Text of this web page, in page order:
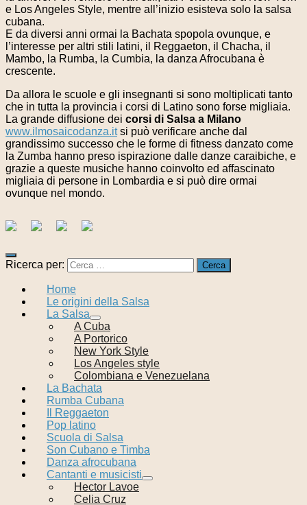
e Los Angeles Style, mentre all’inizio esisteva solo la salsa
cubana.
E da diversi anni ormai la Bachata spopola ovunque, e
l’interesse per altri stili latini, il Reggaeton, il Chacha, il
Mambo, la Rumba, la Cumbia, la danza Afrocubana è
crescente.
Da allora le scuole e gli insegnanti si sono moltiplicati tanto
che in tutta la provincia i corsi di Latino sono forse migliaia.
La grande diffusione dei corsi di Salsa a Milano
www.ilmosaicodanza.itsi può verificare anche dal
grandissimo successo che le forme di fitness danzato come
la Zumba hanno preso ispirazione dalle danze caraibiche, e
grazie a queste musiche hanno coinvolto ed affascinato
migliaia di persone in Lombardia e si può dire ormai
ovunque nel mondo.
Ricerca per:
Home
Le origini della Salsa
La Salsa
A Cuba
A Portorico
New York Style
Los Angeles style
Colombiana e Venezuelana
La Bachata
Rumba Cubana
Il Reggaeton
Pop latino
Scuola di Salsa
Son Cubano e Timba
Danza afrocubana
Cantanti e musicisti
Hector Lavoe
Celia Cruz